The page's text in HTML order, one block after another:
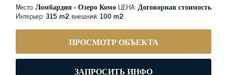
Место:Ломбардия - Озеро Комо ЦЕНА:Договорная стоимость
Интерьер:315 m2 внешний: 100 m2
ПРОСМОТР ОБЪЕКТА
ЗАПРОСИТЬ ИНФО